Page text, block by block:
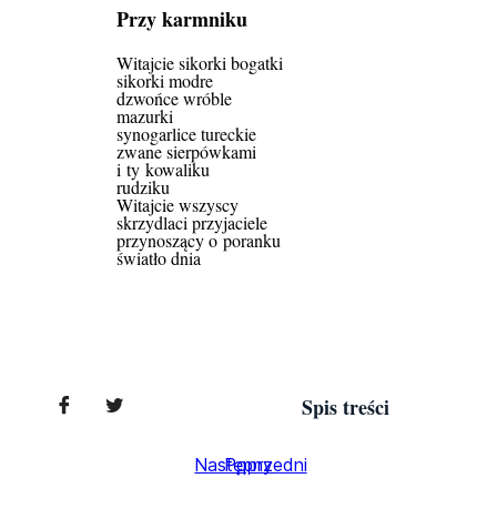
Przy karmniku
Witajcie sikorki bogatki
sikorki modre
dzwońce wróble
mazurki
synogarlice tureckie
zwane sierpówkami
i ty kowaliku
rudziku
Witajcie wszyscy
skrzydlaci przyjaciele
przynoszący o poranku
światło dnia
Spis treści
Poprzedni
Następny